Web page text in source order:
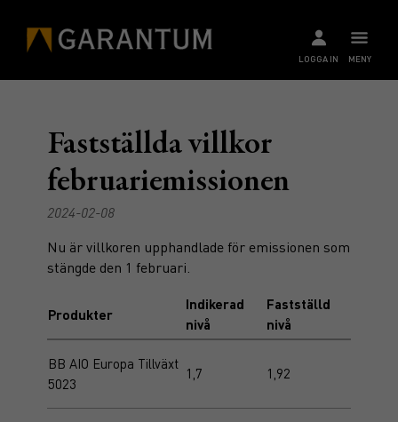
MENY
LOGGA IN
Fastställda villkor
februariemissionen
2024-02-08
Nu är villkoren upphandlade för emissionen som
stängde den 1 februari.
Produkter
Indikerad
nivå
Fastställd
nivå
BB AIO Europa Tillväxt
5023
1,7 1,92